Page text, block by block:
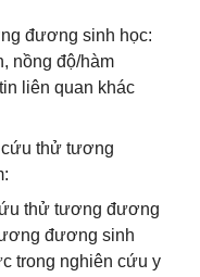
đương sinh học:
nồng độ/hàm
liên quan khác
cứu thử tương
thử tương đương
đương sinh
trong nghiên cứu y